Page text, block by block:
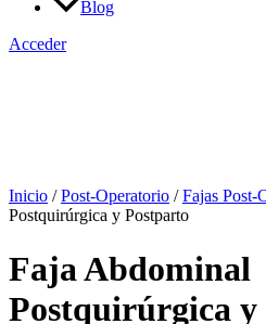
Blog
Acceder
Inicio /Post-Operatorio /Fajas Post-
Postquirúrgica y Postparto
Faja Abdominal
Postquirúrgica y